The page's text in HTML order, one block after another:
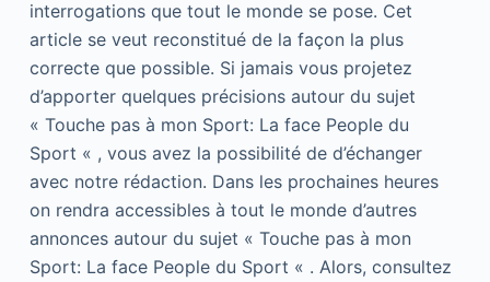
interrogations que tout le monde se pose. Cet
article se veut reconstitué de la façon la plus
correcte que possible. Si jamais vous projetez
d’apporter quelques précisions autour du sujet
« Touche pas à mon Sport: La face People du
Sport « , vous avez la possibilité de d’échanger
avec notre rédaction. Dans les prochaines heures
on rendra accessibles à tout le monde d’autres
annonces autour du sujet « Touche pas à mon
Sport: La face People du Sport « . Alors, consultez